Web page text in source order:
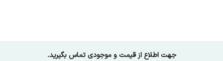
جهت اطلاع از قیمت و موجودی تماس بگیرید.